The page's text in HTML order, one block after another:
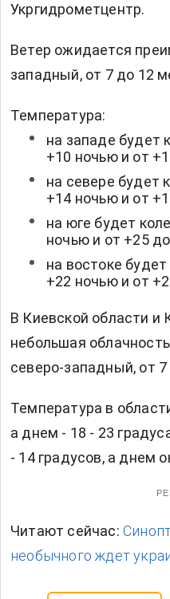
Укргидрометцентр.
Ветер ожидается
западный, от 7 до 12
Температура:
на западе будет
+10 ночью и от
на севере будет
+14 ночью и от
на юге будет
ночью и от +25
на востоке
+22 ночью и от
В Киевской области и
небольшая
северо-западный, от
Температура в
а днем - 18 - 23
- 14 градусов, а днем
Читают сейчас:
необычного ждет